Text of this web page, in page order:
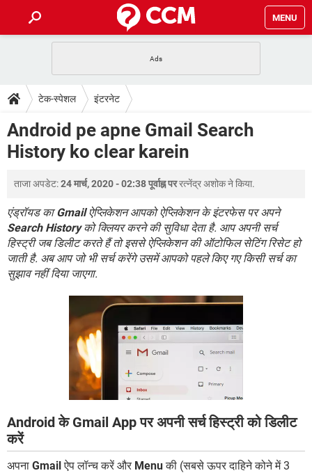
MENU
फोन पर अकाउंट बैलेंस चेक
WhatsApp Hack हो गया? Lucky Patcher यूज करें
टेक-स्पेशल
2020 के फ्री एंटीवायरस
बेस्ट फ्री ऑनलाइन गेम्स
डाउनलोड
Vidmate PUBG Mobile
FORUM
TikTok Account Freeze हो गया JioPhone में TikTok डाउनलोड
SBI बैंक अकाउंट नंबर पता करें
केबल और कनेक्टर्स कंप्यूटर बस
सीरियल और पैरलल पोर्ट
टेक-स्पेशल इंटरनेट
Android pe apne Gmail Search
History ko clear karein
ताजा अपडेट:24 मार्च, 2020 - 02:38 पूर्वाह्न पररत्नेंद्र अशोकने किया.
एंड्रॉयड काGmailऐप्लिकेशन आपको ऐप्लिकेशन के इंटरफेस पर अपने
Search Historyको क्लियर करने की सुविधा देता है. आप अपनी सर्च
हिस्ट्री जब डिलीट करते हैं तो इससे ऐप्लिकेशन की ऑटोफिल सेटिंग रिसेट हो
जाती है. अब आप जो भी सर्च करेंगे उसमें आपको पहले किए गए किसी सर्च का
सुझाव नहीं दिया जाएगा.
Android के Gmail App पर अपनी सर्च हिस्ट्री को डिलीट
करें
अपना Gmailऐप लॉन्च करें और Menuकी (सबसे ऊपर दाहिने कोने में 3